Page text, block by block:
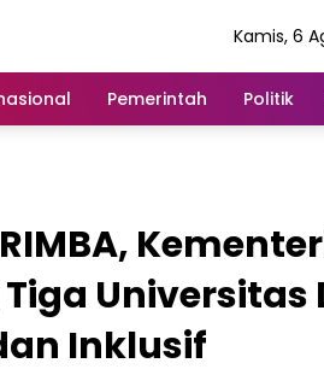
Kamis, 6
Pemerintah Politik
Universitas
Inklusif